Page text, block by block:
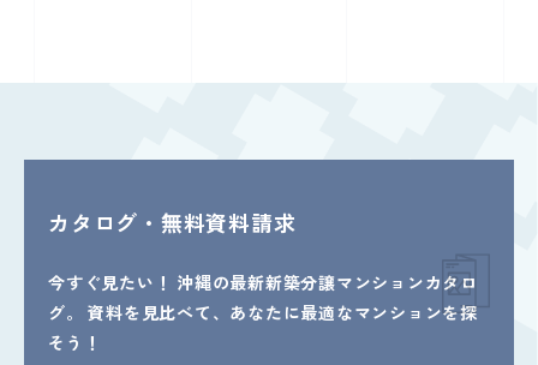
カタログ・無料資料請求
今すぐ見たい！
沖縄の最新新築分譲マンションカタロ
グ。
資料を見比べて、あなたに最適なマンションを探
そう！